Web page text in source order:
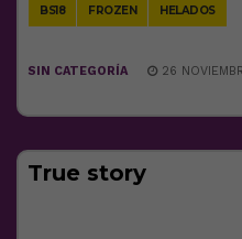
BS18 FROZEN HELADOS
SIN CATEGORÍA 26
True story